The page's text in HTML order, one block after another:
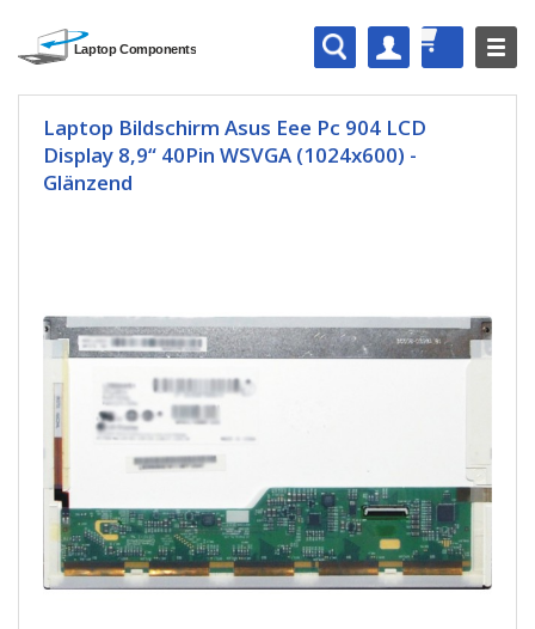
Laptop Bildschirm Asus Eee Pc 904 LCD
Display 8,9“ 40Pin WSVGA (1024x600) -
Glänzend